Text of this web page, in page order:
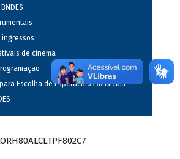
ingressos
de cinema
Escolha de Espetáculos Musicais